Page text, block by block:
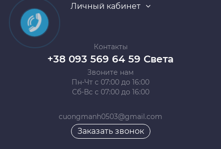
Личный кабинет
Контакты
+38 093 569 64 59 Света
Звоните нам
Пн-Чт с 07:00 до 16:00
Сб-Вс с 07:00 до 16:00
cuongmanh0503@gmail.com
Заказать звонок